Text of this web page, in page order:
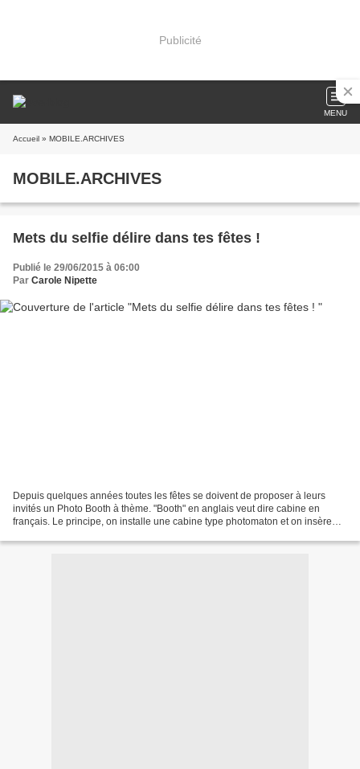
Publicité
MENU
Accueil » MOBILE.ARCHIVES
MOBILE.ARCHIVES
Mets du selfie délire dans tes fêtes !
Publié le 29/06/2015 à 06:00
Par Carole Nipette
Depuis quelques années toutes les fêtes se doivent de proposer à leurs
invités un Photo Booth à thème. "Booth" en anglais veut dire cabine en
français. Le principe, on installe une cabine type photomaton et on insère